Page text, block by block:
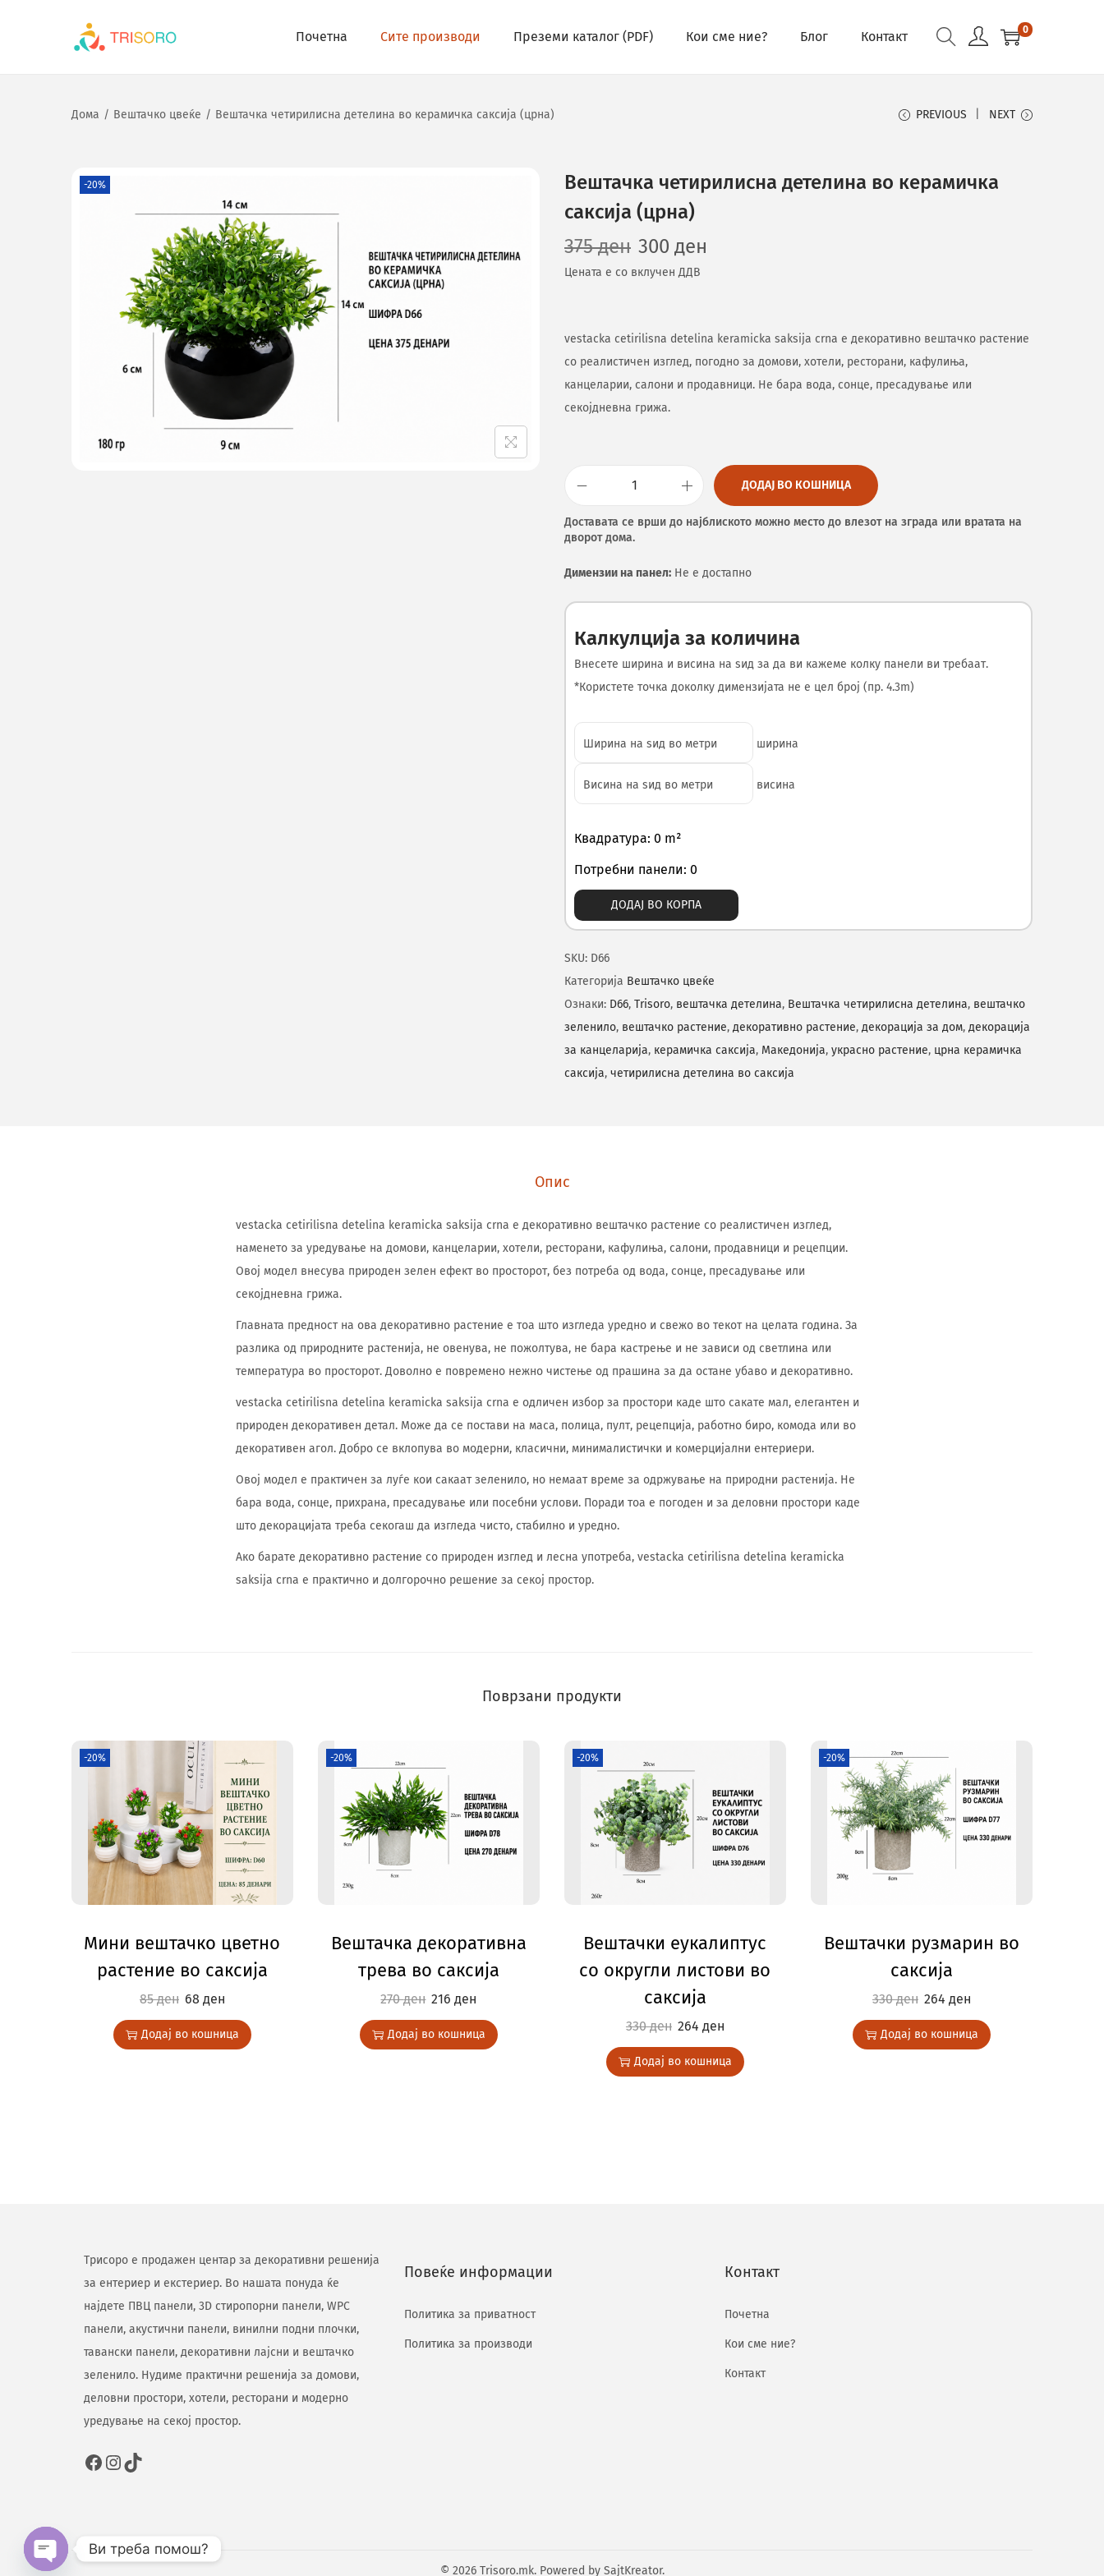
Почетна Сите производи Преземи каталог (PDF) Кои сме ние? Блог Контакт 0
Дома / Вештачко цвеќе / Вештачка четирилисна детелина во керамичка саксија (црна) PREVIOUS NEXT
-20%
Вештачка четирилисна детелина во керамичка
саксија (црна)
375ден 300 ден
Цената е со вклучен ДДВ
vestacka cetirilisna detelina keramicka saksija crna е декоративно вештачко растение
со реалистичен изглед, погодно за домови, хотели, ресторани, кафулиња,
канцеларии, салони и продавници. Не бара вода, сонце, пресадување или
секојдневна грижа.
ДОДАЈ ВО КОШНИЦА
Доставата се врши до најблиското можно место до влезот на зграда или вратата на
дворот дома.
Димензии на панел: Не е достапно
Калкулција за количина
Внесете ширина и висина на ѕид за да ви кажеме колку панели ви требаат.
*Користете точка доколку димензијата не е цел број (пр. 4.3m)
ширина
висина
Квадратура: 0 m²
Потребни панели: 0
ДОДАЈ ВО КОРПА
SKU: D66
Категорија Вештачко цвеќе
Ознаки: D66, Trisoro, вештачка детелина, Вештачка четирилисна детелина, вештачко
зеленило, вештачко растение, декоративно растение, декорација за дом, декорација
за канцеларија, керамичка саксија, Македонија, украсно растение, црна керамичка
саксија, четирилисна детелина во саксија
Опис
vestacka cetirilisna detelina keramicka saksija crna е декоративно вештачко растение со реалистичен изглед,
наменето за уредување на домови, канцеларии, хотели, ресторани, кафулиња, салони, продавници и рецепции.
Овој модел внесува природен зелен ефект во просторот, без потреба од вода, сонце, пресадување или
секојдневна грижа.
Главната предност на ова декоративно растение е тоа што изгледа уредно и свежо во текот на целата година. За
разлика од природните растенија, не овенува, не пожолтува, не бара кастрење и не зависи од светлина или
температура во просторот. Доволно е повремено нежно чистење од прашина за да остане убаво и декоративно.
vestacka cetirilisna detelina keramicka saksija crna е одличен избор за простори каде што сакате мал, елегантен и
природен декоративен детал. Може да се постави на маса, полица, пулт, рецепција, работно биро, комода или во
декоративен агол. Добро се вклопува во модерни, класични, минималистички и комерцијални ентериери.
Овој модел е практичен за луѓе кои сакаат зеленило, но немаат време за одржување на природни растенија. Не
бара вода, сонце, прихрана, пресадување или посебни услови. Поради тоа е погоден и за деловни простори каде
што декорацијата треба секогаш да изгледа чисто, стабилно и уредно.
Ако барате декоративно растение со природен изглед и лесна употреба, vestacka cetirilisna detelina keramicka
saksija crna е практично и долгорочно решение за секој простор.
Поврзани продукти
-20%
Мини вештачко цветно
растение во саксија
85ден 68 ден
Додај во кошница
-20%
Вештачка декоративна
трева во саксија
270ден 216ден
Додај во кошница
-20%
Вештачки еукалиптус
со округли листови во
саксија
330ден 264 ден
Додај во кошница
-20%
Вештачки рузмарин во
саксија
330ден 264 ден
Додај во кошница
Трисоро е продажен центар за декоративни решенија
за ентериер и екстериер. Во нашата понуда ќе
најдете ПВЦ панели, 3D стиропорни панели, WPC
панели, акустични панели, винилни подни плочки,
тавански панели, декоративни лајсни и вештачко
зеленило. Нудиме практични решенија за домови,
деловни простори, хотели, ресторани и модерно
уредување на секој простор.
Повеќе информации
Политика за приватност
Политика за производи
Контакт
Почетна
Кои сме ние?
Контакт
© 2026 Trisoro.mk. Powered by SajtKreator.
Ви треба помош?